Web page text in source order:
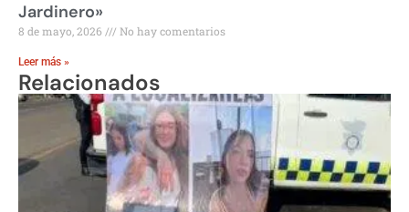
Jardinero»
8 de mayo, 2026 No hay comentarios
Leer más »
Relacionados